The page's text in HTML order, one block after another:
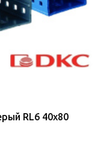
RL6 40x80